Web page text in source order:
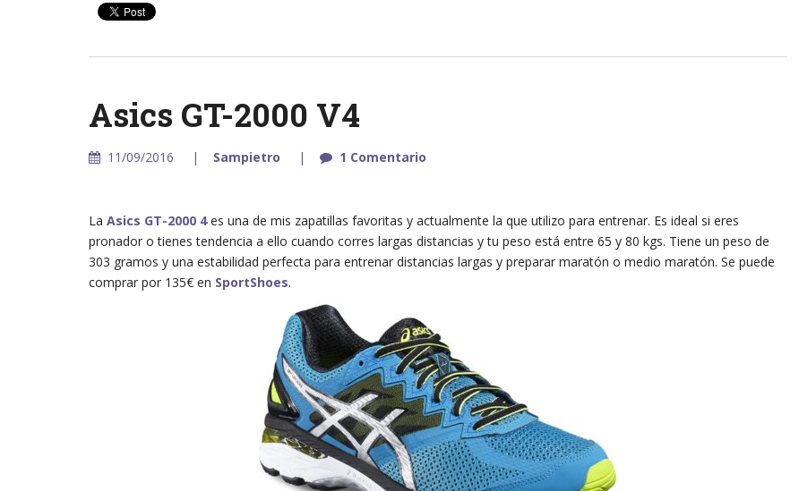
Asics GT-2000 V4
11/09/2016 Sampietro 1 Comentario
La Asics GT-2000 4es una de mis zapatillas favoritas y actualmente la que utilizo para entrenar. Es ideal si eres
pronador o tienes tendencia a ello cuando corres largas distancias y tu peso está entre 65 y 80 kgs. Tiene un peso de
303 gramos y una estabilidad perfecta para entrenar distancias largas y preparar maratón o medio maratón. Se puede
comprar por 135€ en SportShoes.